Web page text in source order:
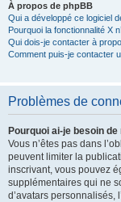
À propos de phpBB
Qui a développé ce logiciel
Pourquoi la fonctionnalité X
Qui dois-je contacter à
Comment puis-je contacter
Problèmes de
Pourquoi ai-je besoin de
Vous n’êtes pas dans
peuvent limiter la
inscrivant, vous pouvez
supplémentaires qui ne
d’avatars personnalisés,